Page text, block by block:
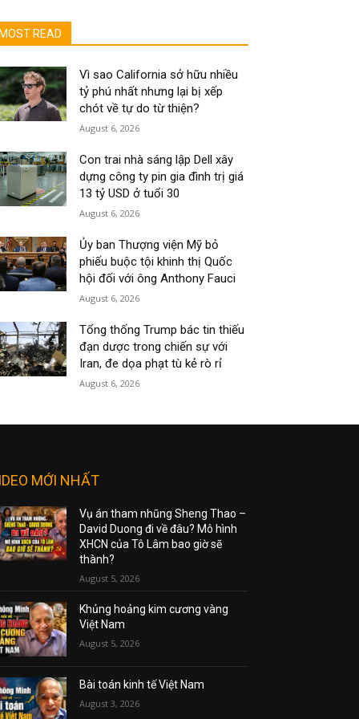
MOST READ
Vì sao California sở hữu nhiều
tỷ phú nhất nhưng lại bị xếp
chót về tự do từ thiện?
August 6, 2026
Con trai nhà sáng lập Dell xây
dựng công ty pin gia đình trị giá
13 tỷ USD ở tuổi 30
August 6, 2026
Ủy ban Thượng viện Mỹ bỏ
phiếu buộc tội khinh thị Quốc
hội đối với ông Anthony Fauci
August 6, 2026
Tổng thống Trump bác tin thiếu
đạn dược trong chiến sự với
Iran, đe dọa phạt tù kẻ rò rỉ
August 6, 2026
MỚI NHẤT
Vụ án tham nhũng Sheng Thao –
David Duong đi về đâu? Mô hình
XHCN của Tô Lâm bao giờ sẽ
thành?
August 5, 2026
Khủng hoảng kim cương vàng
Việt Nam
August 5, 2026
Bài toán kinh tế Việt Nam
August 3, 2026